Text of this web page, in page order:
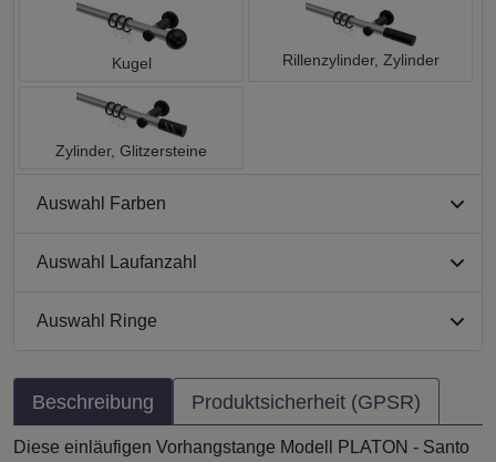
Kugel Rillenzylinder, Zylinder
Zylinder, Glitzersteine
Auswahl Farben
Auswahl Laufanzahl
Auswahl Ringe
Beschreibung Produktsicherheit (GPSR)
Diese einläufigen Vorhangstange Modell PLATON - Santo